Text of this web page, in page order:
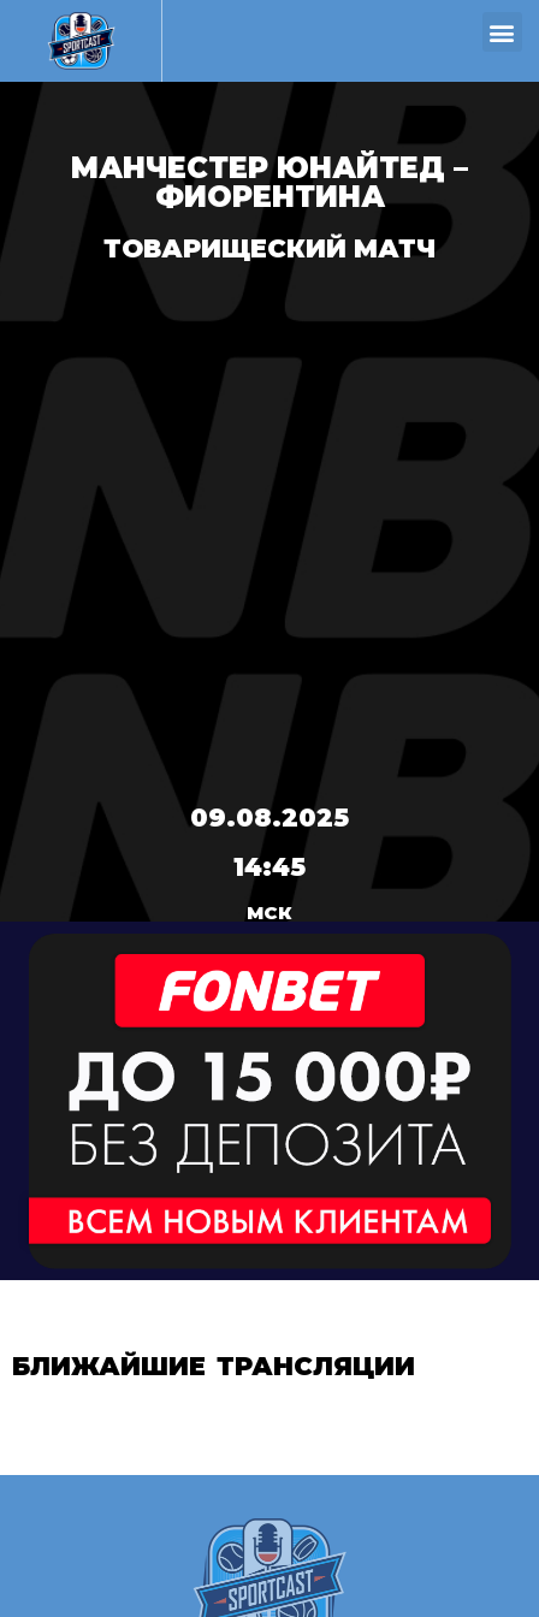
МАНЧЕСТЕР ЮНАЙТЕД –
ФИОРЕНТИНА
ТОВАРИЩЕСКИЙ МАТЧ
09.08.2025
14:45
МСК
БЛИЖАЙШИЕ ТРАНСЛЯЦИИ